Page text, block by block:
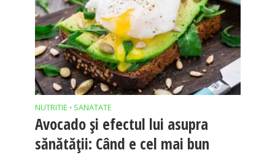
NUTRITIE • SANATATE
Avocado și efectul lui asupra
sănătății: Când e cel mai bun